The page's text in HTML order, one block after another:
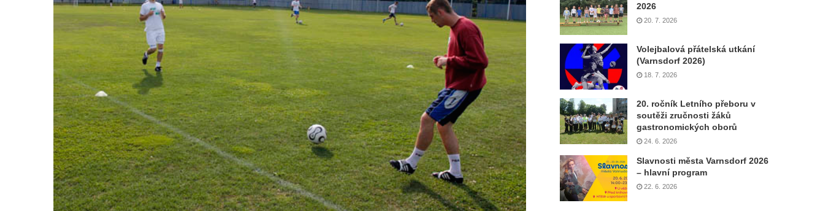
2026
20. 7. 2026
Volejbalová přátelská utkání
(Varnsdorf 2026)
18. 7. 2026
20. ročník Letního přeboru v
soutěži zručnosti žáků
gastronomických oborů
24. 6. 2026
Slavnosti města Varnsdorf 2026
– hlavní program
22. 6. 2026